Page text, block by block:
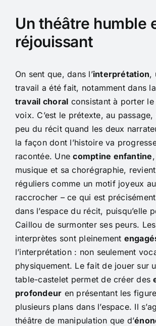
Un théâtre humble
réjouissant
On sent que, dans l’interprétation,
travail a été fait, notamment dans
travail choral consistant à porter
voix. C’est le prétexte, au
peu du récit quand les deux
la façon dont l’histoire va
racontée. Unecomptine enfantine
musique et sa chorégraphie,
réguliers comme un motif joyeux
raccrocher – ce qui est
dans l’espace du récit, puisqu’elle
Caillou de surmonter ses peurs.
interprètes sont pleinement
l’interprétation : non seulement
physiquement. Le fait de jouer sur
table-castelet permet de créer des
profondeur en présentant les
plusieurs plans dans l’espace. Il
théâtre de manipulation que d’